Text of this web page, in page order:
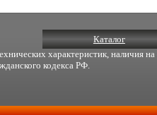
Каталог
характеристик, наличия
кодекса РФ.